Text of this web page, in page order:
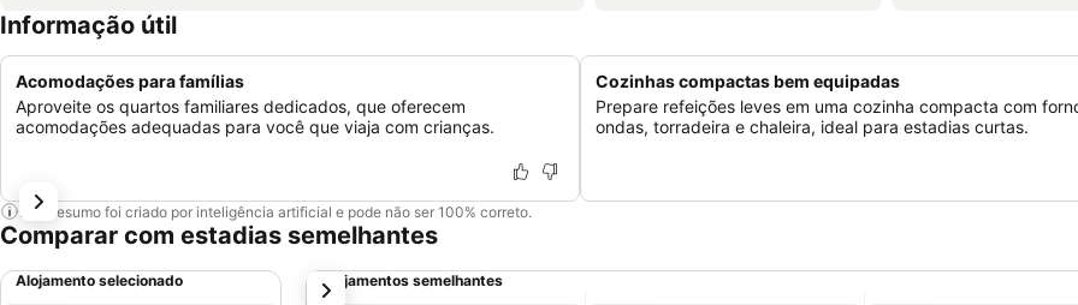
Informação útil
Acomodações para famílias
Aproveite os quartos familiares dedicados, que oferecem
acomodações adequadas para você que viaja com crianças.
Cozinhas compactas bem equipadas
Prepare refeições leves em uma cozinha compacta com
ondas, torradeira e chaleira, ideal para estadias curtas.
Este resumo foi criado por inteligência artificial e pode não ser 100% correto.
Comparar com estadias semelhantes
Alojamento selecionado Alojamentos semelhantes
próximo